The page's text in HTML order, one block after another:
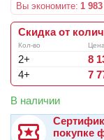
Вы экономите: 1 983
Скидка от
Кол-во
2+
4+
Цена
8
7
В наличии
покупке